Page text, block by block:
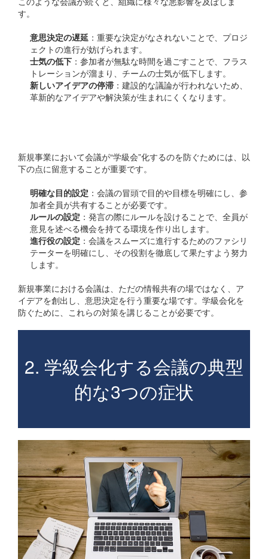
す。
意思決定の遅延 ：重要な決定がなされないことで、プロジ
ェクトの進行が妨げられます。
士気の低下 ：参加者が無駄な時間を過ごすことで、フラス
トレーションが溜まり、チームの士気が低下します。
新しいアイデアの停滞 ：建設的な議論が行われないため、
革新的なアイデアや解決策が生まれにくくなります。
新規事業において会議が“学級会”化するのを防ぐためには、以
下の点に留意することが重要です。
明確な目的設定 ：会議の冒頭で目的や目標を明確にし、参
加者全員が共有することが必要です。
ルールの設定 ：発言の際にルールを設けることで、全員が
意見を述べる機会を持てる環境を作り出します。
進行役の設定 ：会議をスムーズに進行するためのファシリ
テーターを明確にし、その役割を徹底して果たすよう努力
します。
新規事業における会議は、ただの情報共有の場ではなく、ア
イデアを創出し、意思決定を行う重要な場です。学級会化を
防ぐために、これらの対策を講じることが必要です。
2. 学級会化する会議の典型
的な3つの症状